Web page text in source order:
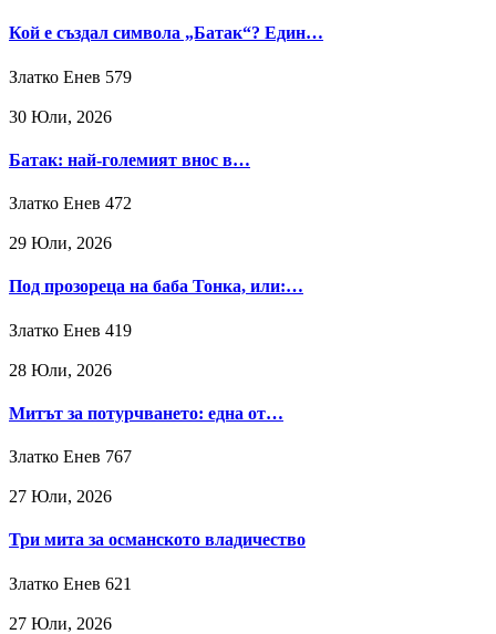
Кой е създал символа „Батак“? Един…
Златко Енев 579
30 Юли, 2026
Батак: най-големият внос в…
Златко Енев 472
29 Юли, 2026
Под прозореца на баба Тонка, или:…
Златко Енев 419
28 Юли, 2026
Митът за потурчването: една от…
Златко Енев 767
27 Юли, 2026
Три мита за османското владичество
Златко Енев 621
27 Юли, 2026